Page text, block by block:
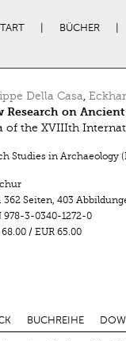
BÜCHER
Della Casa,
Research on
of the XVIIIth
Studies in Archaeology
362 Seiten, 403
978-3-0340-1272-0
/ EUR 65.00
BUCHREIHE